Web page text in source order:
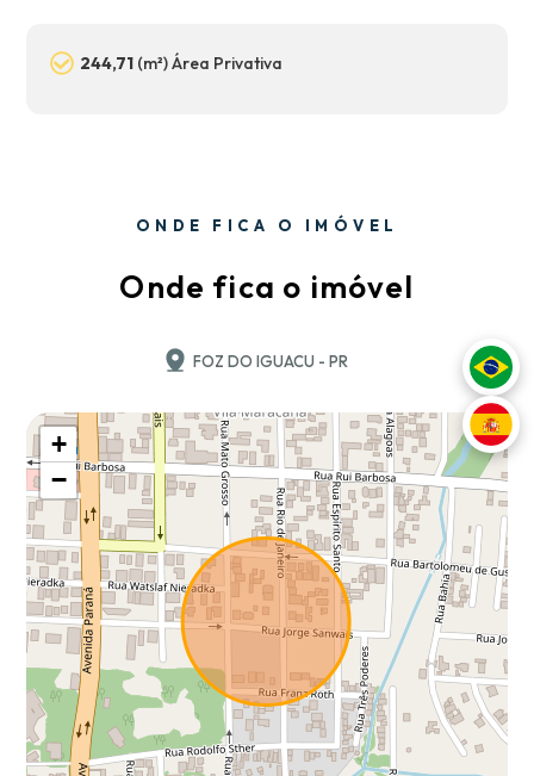
244,71 (m²) Área Privativa
ONDE FICA O IMÓVEL
Onde fica o imóvel
FOZ DO IGUACU - PR
+
−